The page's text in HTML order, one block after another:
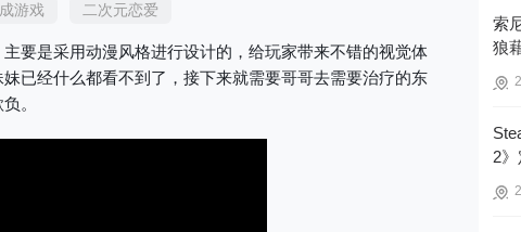
游戏 二次元恋爱
要是采用动漫风格进行设计的，给玩家带来不错的视觉体
已经什么都看不到了，接下来就需要哥哥去需要治疗的东
。
索
狼
2》